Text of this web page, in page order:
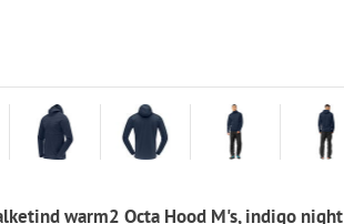
warm2 Octa Hood M's, indigo night